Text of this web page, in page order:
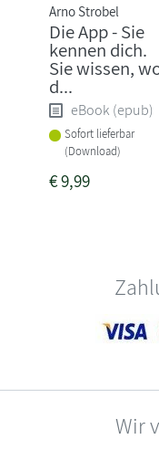
Arno Strobel
Die App - Sie
kennen dich.
Sie wissen,
d...
eBook (epub)
Sofort lieferbar
(Download)
€9,99
Wir